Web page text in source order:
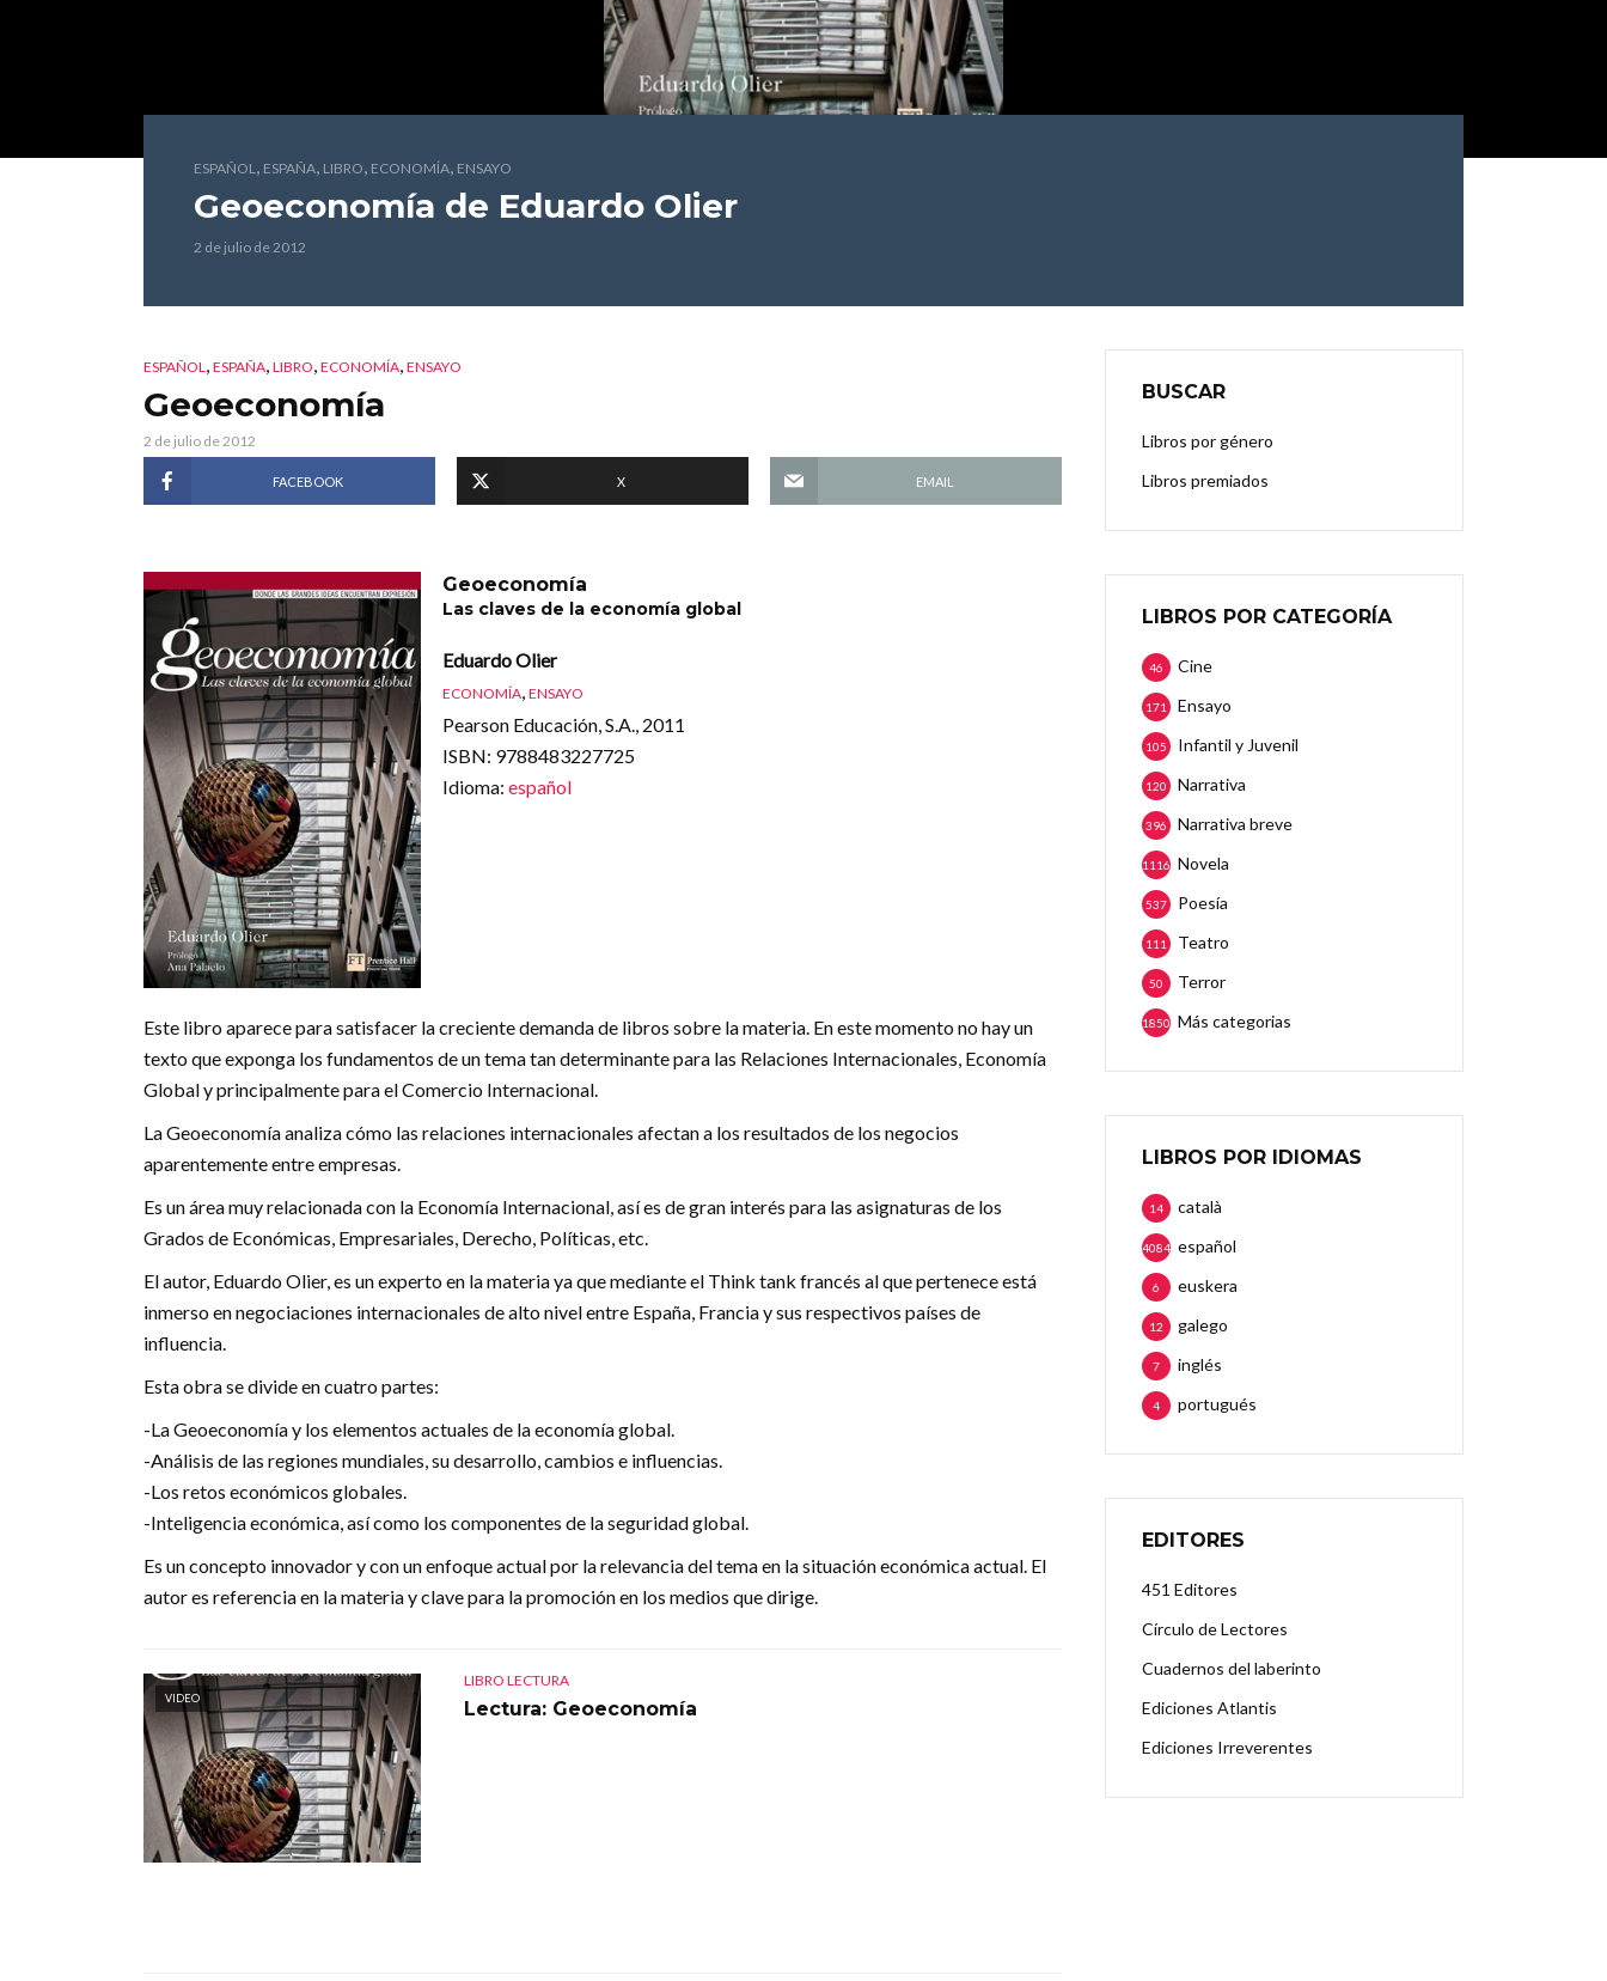
ESPAÑOL, ESPAÑA, LIBRO, ECONOMÍA, ENSAYO
Geoeconomía de Eduardo Olier
2 de julio de 2012
ESPAÑOL, ESPAÑA, LIBRO, ECONOMÍA, ENSAYO
Geoeconomía
2 de julio de 2012
FACEBOOK X EMAIL
Geoeconomía
Las claves de la economía global
Eduardo Olier
ECONOMÍA, ENSAYO
Pearson Educación, S.A., 2011
ISBN: 9788483227725
Idioma: español
Este libro aparece para satisfacer la creciente demanda de libros sobre la materia. En este momento no hay un
texto que exponga los fundamentos de un tema tan determinante para las Relaciones Internacionales, Economía
Global y principalmente para el Comercio Internacional.
La Geoeconomía analiza cómo las relaciones internacionales afectan a los resultados de los negocios
aparentemente entre empresas.
Es un área muy relacionada con la Economía Internacional, así es de gran interés para las asignaturas de los
Grados de Económicas, Empresariales, Derecho, Políticas, etc.
El autor, Eduardo Olier, es un experto en la materia ya que mediante el Think tank francés al que pertenece está
inmerso en negociaciones internacionales de alto nivel entre España, Francia y sus respectivos países de
influencia.
Esta obra se divide en cuatro partes:
-La Geoeconomía y los elementos actuales de la economía global.
-Análisis de las regiones mundiales, su desarrollo, cambios e influencias.
-Los retos económicos globales.
-Inteligencia económica, así como los componentes de la seguridad global.
Es un concepto innovador y con un enfoque actual por la relevancia del tema en la situación económica actual. El
autor es referencia en la materia y clave para la promoción en los medios que dirige.
VIDEO
LIBRO LECTURA
Lectura: Geoeconomía
BUSCAR
Libros por género
Libros premiados
LIBROS POR CATEGORÍA
Cine
46
Ensayo
171
Infantil y Juvenil
105
Narrativa
120
Narrativa breve
396
Novela
1116
Poesía
537
Teatro
111
Terror
50
Más categorias
1850
LIBROS POR IDIOMAS
català
14
español
4084
euskera
6
galego
12
inglés
7
portugués
4
EDITORES
451 Editores
Círculo de Lectores
Cuadernos del laberinto
Ediciones Atlantis
Ediciones Irreverentes